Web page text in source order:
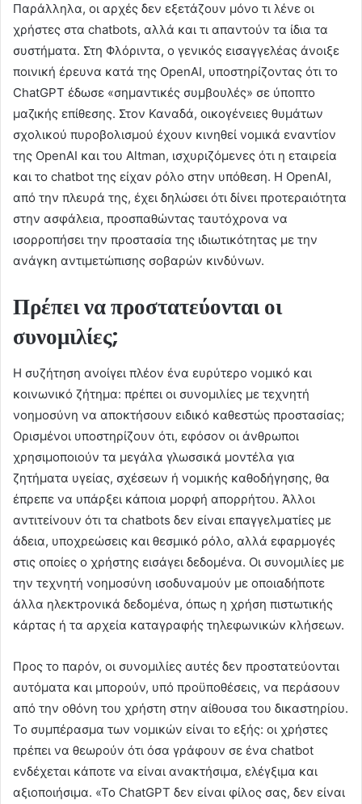
Παράλληλα, οι αρχές δεν εξετάζουν μόνο τι λένε οι
χρήστες στα chatbots, αλλά και τι απαντούν τα ίδια τα
συστήματα. Στη Φλόριντα, ο γενικός εισαγγελέας άνοιξε
ποινική έρευνα κατά της OpenAI, υποστηρίζοντας ότι το
ChatGPT έδωσε «σημαντικές συμβουλές» σε ύποπτο
μαζικής επίθεσης. Στον Καναδά, οικογένειες θυμάτων
σχολικού πυροβολισμού έχουν κινηθεί νομικά εναντίον
της OpenAI και του Altman, ισχυριζόμενες ότι η εταιρεία
και το chatbot της είχαν ρόλο στην υπόθεση. Η OpenAI,
από την πλευρά της, έχει δηλώσει ότι δίνει προτεραιότητα
στην ασφάλεια, προσπαθώντας ταυτόχρονα να
ισορροπήσει την προστασία της ιδιωτικότητας με την
ανάγκη αντιμετώπισης σοβαρών κινδύνων.
Πρέπει να προστατεύονται οι
συνομιλίες;
Η συζήτηση ανοίγει πλέον ένα ευρύτερο νομικό και
κοινωνικό ζήτημα: πρέπει οι συνομιλίες με τεχνητή
νοημοσύνη να αποκτήσουν ειδικό καθεστώς προστασίας;
Ορισμένοι υποστηρίζουν ότι, εφόσον οι άνθρωποι
χρησιμοποιούν τα μεγάλα γλωσσικά μοντέλα για
ζητήματα υγείας, σχέσεων ή νομικής καθοδήγησης, θα
έπρεπε να υπάρξει κάποια μορφή απορρήτου. Άλλοι
αντιτείνουν ότι τα chatbots δεν είναι επαγγελματίες με
άδεια, υποχρεώσεις και θεσμικό ρόλο, αλλά εφαρμογές
στις οποίες ο χρήστης εισάγει δεδομένα. Οι συνομιλίες με
την τεχνητή νοημοσύνη ισοδυναμούν με οποιαδήποτε
άλλα ηλεκτρονικά δεδομένα, όπως η χρήση πιστωτικής
κάρτας ή τα αρχεία καταγραφής τηλεφωνικών κλήσεων.
Προς το παρόν, οι συνομιλίες αυτές δεν προστατεύονται
αυτόματα και μπορούν, υπό προϋποθέσεις, να περάσουν
από την οθόνη του χρήστη στην αίθουσα του δικαστηρίου.
Το συμπέρασμα των νομικών είναι το εξής: οι χρήστες
πρέπει να θεωρούν ότι όσα γράφουν σε ένα chatbot
ενδέχεται κάποτε να είναι ανακτήσιμα, ελέγξιμα και
αξιοποιήσιμα. «Το ChatGPT δεν είναι φίλος σας, δεν είναι